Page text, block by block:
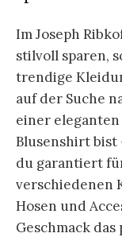
Im Joseph
stilvoll sparen,
trendige
auf der Suche
einer eleganten
Blusenshirt bist
du garantiert
verschiedenen
Hosen und
Geschmack das